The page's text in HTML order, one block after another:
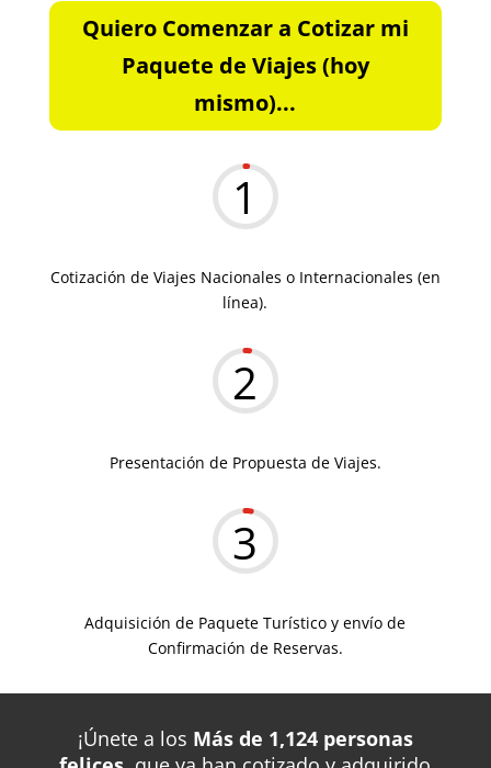
Quiero Comenzar a Cotizar mi
Paquete de Viajes (hoy
mismo)...
1
Cotización de Viajes Nacionales o Internacionales (en
línea).
2
Presentación de Propuesta de Viajes.
3
Adquisición de Paquete Turístico y envío de
Confirmación de Reservas.
¡Únete a los Más de 1,124 personas